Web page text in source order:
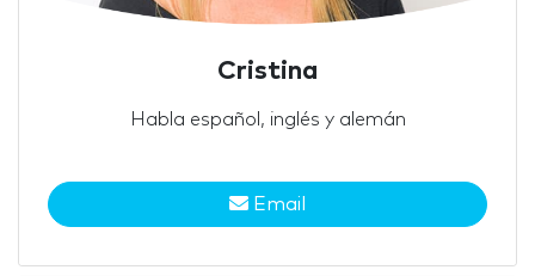
Cristina
Habla español, inglés y alemán
Email